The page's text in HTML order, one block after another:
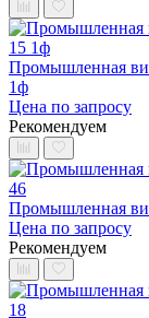
Промышленная
1ф
Цена по запросу
Рекомендуем
Промышленная
Цена по запросу
Рекомендуем